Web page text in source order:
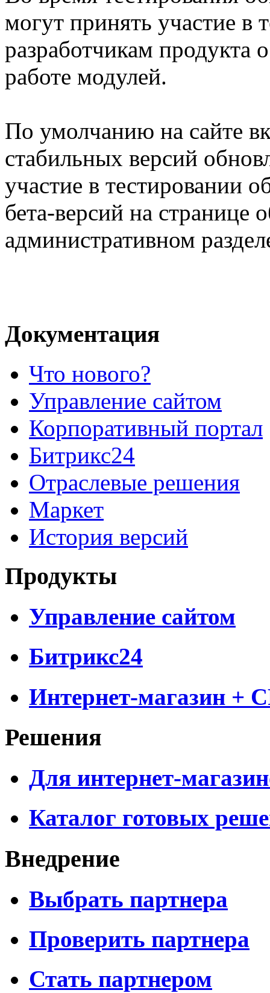
могут принять участие в
разработчикам продукта
работе модулей.
По умолчанию на сайте
стабильных версий
участие в тестировании
бета-версий на странице
административном
Документация
Что нового?
Управление сайтом
Корпоративный портал
Битрикс24
Отраслевые решения
Маркет
История версий
Продукты
Управление сайтом
Битрикс24
Интернет-магазин +
Решения
Для интернет-
Каталог готовых
Внедрение
Выбрать партнера
Проверить партнера
Стать партнером